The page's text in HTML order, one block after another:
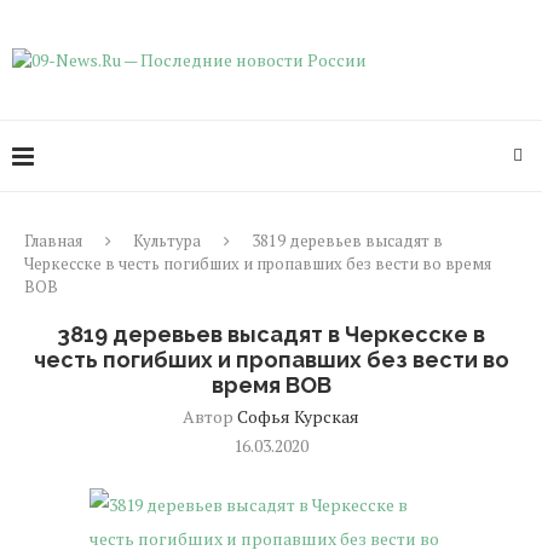
Главная Культура
3819 деревьев высадят в
Черкесске в честь погибших и пропавших без вести во время
ВОВ
3819 деревьев высадят в Черкесске в
честь погибших и пропавших без вести во
время ВОВ
Автор Софья Курская
16.03.2020